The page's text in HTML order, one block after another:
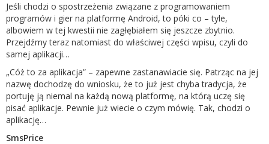
Jeśli chodzi o spostrzeżenia związane z programowaniem
programów i gier na platformę Android, to póki co – tyle,
albowiem w tej kwestii nie zagłębiałem się jeszcze zbytnio.
Przejdźmy teraz natomiast do właściwej części wpisu, czyli do
samej aplikacji…
„Cóż to za aplikacja” – zapewne zastanawiacie się. Patrząc na jej
nazwę dochodzę do wniosku, że to już jest chyba tradycja, że
portuję ją niemal na każdą nową platformę, na którą uczę się
pisać aplikacje. Pewnie już wiecie o czym mówię. Tak, chodzi o
aplikację…
SmsPrice